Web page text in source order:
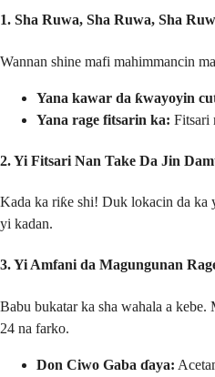
1. Sha Ruwa, Sha Ruwa, Sha
Wannan shine mafi mahimmancin
Yana kawar da ƙwayoyin
Yana rage fitsarin ka: Fitsari
2. Yi Fitsari Nan Take Da Jin
Kada ka riƙe shi! Duk lokacin da ka
yi kadan.
3. Yi Amfani da Magungunan
Babu bukatar ka sha wahala a
24 na farko.
Don Ciwo Gaba ɗaya: